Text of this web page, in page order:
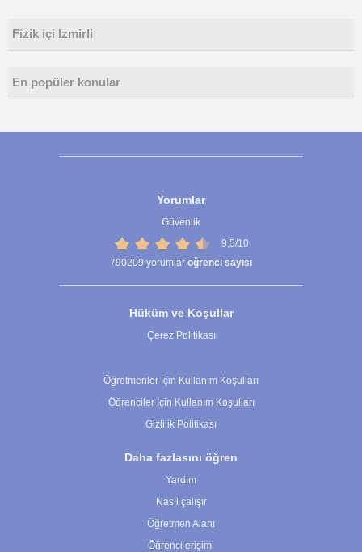
Fizik içi Izmirli
En popüler konular
Yorumlar
Güvenlik
9,5/10
790209 yorumlar öğrenci sayısı
Hüküm ve Koşullar
Çerez Politikası
Öğretmenler İçin Kullanım Koşulları
Öğrenciler İçin Kullanım Koşulları
Gizlilik Politikası
Daha fazlasını öğren
Yardım
Nasıl çalışır
Öğretmen Alanı
Öğrenci erişimi